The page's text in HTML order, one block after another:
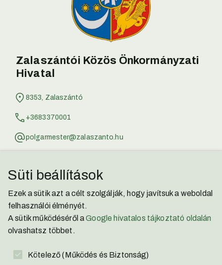
Zalaszántói Közös Önkormányzati
Hivatal
8353, Zalaszántó
+3683370001
polgarmester@zalaszanto.hu
Facebook
Süti beállítások
Ezek a sütik azt a célt szolgálják, hogy javítsuk a weboldal
felhasználói élményét.
A sütik működéséről aGoogle hivatalos tájkoztató oldalán
olvashatsz többet.
Kötelező (Működés és Biztonság)